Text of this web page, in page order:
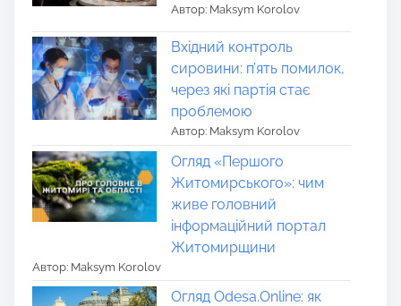
Автор: Maksym Korolov
Вхідний контроль
сировини: п’ять помилок,
через які партія стає
проблемою
Автор: Maksym Korolov
Огляд «Першого
Житомирського»: чим
живе головний
інформаційний портал
Житомирщини
Автор: Maksym Korolov
Огляд Odesa.Online: як